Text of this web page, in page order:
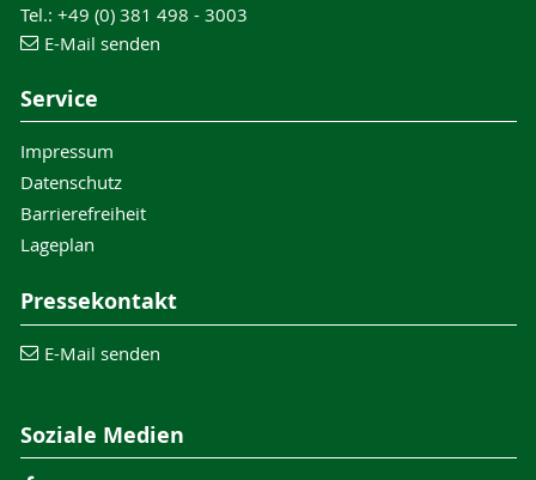
Tel.: +49 (0) 381 498 - 3003
E-Mail senden
Service
Impressum
Datenschutz
Barrierefreiheit
Lageplan
Pressekontakt
E-Mail senden
Soziale Medien